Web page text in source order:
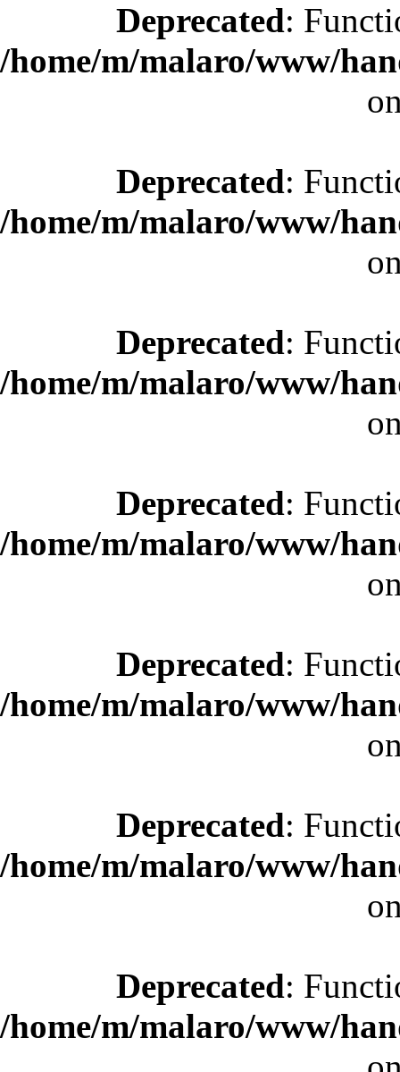
Deprecated:
/home/m/malaro/www/
Deprecated:
/home/m/malaro/www/
Deprecated:
/home/m/malaro/www/
Deprecated:
/home/m/malaro/www/
Deprecated:
/home/m/malaro/www/
Deprecated:
/home/m/malaro/www/
Deprecated:
/home/m/malaro/www/